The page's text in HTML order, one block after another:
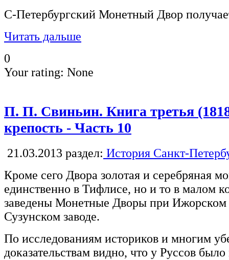
С-Петербургский Монетный Двор
Читать дальше
0
Your rating: None
П. П. Свиньин. Книга третья
крепость - Часть 10
21.03.2013 раздел: История Санкт-
Кроме сего Двора золотая и серебряная
единственно в Тифлисе, но и то в малом
заведены Монетные Дворы при Ижорском
Сузунском заводе.
По исследованиям историков и многим
доказательствам видно, что у Руссов